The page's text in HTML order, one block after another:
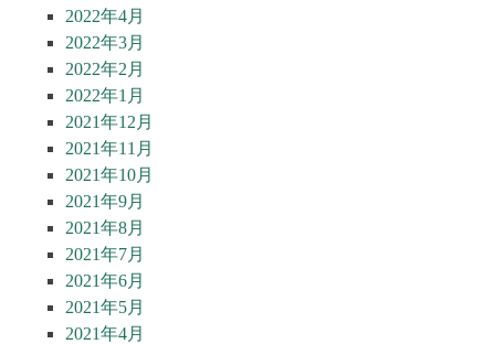
2022年4月
2022年3月
2022年2月
2022年1月
2021年12月
2021年11月
2021年10月
2021年9月
2021年8月
2021年7月
2021年6月
2021年5月
2021年4月